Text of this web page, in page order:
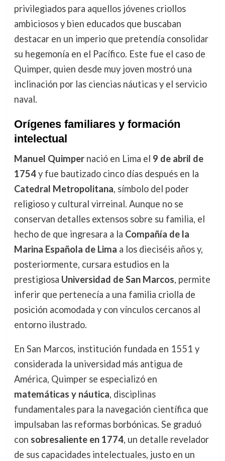
privilegiados para aquellos jóvenes criollos
ambiciosos y bien educados que buscaban
destacar en un imperio que pretendía consolidar
su hegemonía en el Pacífico. Este fue el caso de
Quimper, quien desde muy joven mostró una
inclinación por las ciencias náuticas y el servicio
naval.
Orígenes familiares y formación
intelectual
Manuel Quimpernació en Lima el 9 de abril de
1754y fue bautizado cinco días después en la
Catedral Metropolitana, símbolo del poder
religioso y cultural virreinal. Aunque no se
conservan detalles extensos sobre su familia, el
hecho de que ingresara a la Compañía de la
Marina Española de Lima a los dieciséis años y,
posteriormente, cursara estudios en la
prestigiosa Universidad de San Marcos, permite
inferir que pertenecía a una familia criolla de
posición acomodada y con vínculos cercanos al
entorno ilustrado.
En San Marcos, institución fundada en 1551 y
considerada la universidad más antigua de
América, Quimper se especializó en
matemáticas y náutica, disciplinas
fundamentales para la navegación científica que
impulsaban las reformas borbónicas. Se graduó
con sobresaliente en 1774, un detalle revelador
de sus capacidades intelectuales, justo en un